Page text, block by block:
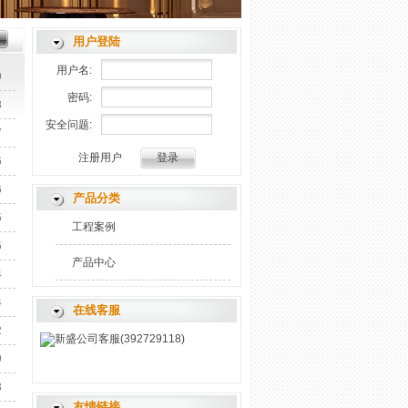
用户登陆
用户名:
密码:
安全问题:
注册用户
产品分类
工程案例
产品中心
在线客服
新盛公司客服(392729118)